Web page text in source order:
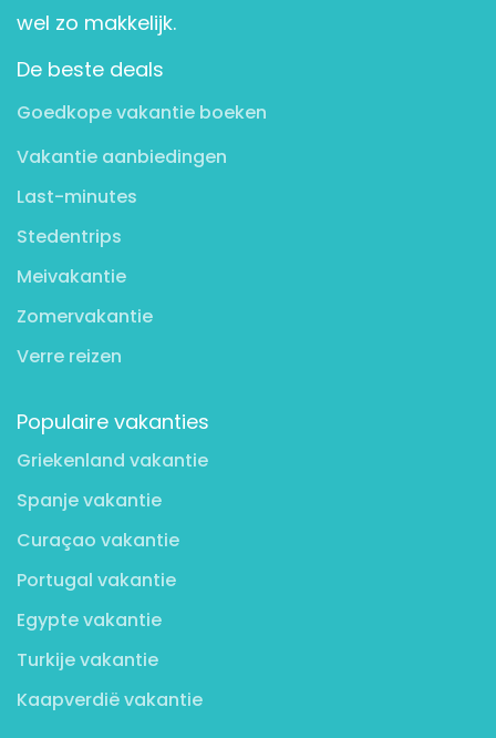
wel zo makkelijk.
De beste deals
Goedkope vakantie boeken
Vakantie aanbiedingen
Last-minutes
Stedentrips
Meivakantie
Zomervakantie
Verre reizen
Populaire vakanties
Griekenland vakantie
Spanje vakantie
Curaçao vakantie
Portugal vakantie
Egypte vakantie
Turkije vakantie
Kaapverdië vakantie